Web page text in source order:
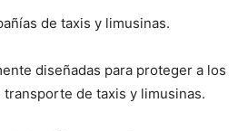
de taxis y limusinas.
diseñadas para proteger a los
de taxis y limusinas.